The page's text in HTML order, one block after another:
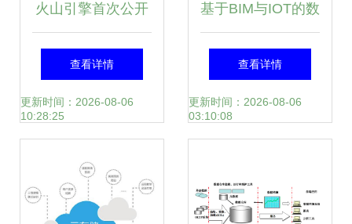
火山引擎首次公开
数据技术图谱 TOB
市场能力“长出
储新范式
查看详情
更新时间：2026-08-06
10:28:25
基于BIM与IOT的数
据交互方案
查看详情
更新时间：2026-08-06
03:10:08